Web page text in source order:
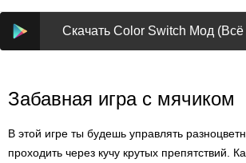
Скачать Color Switch Мод (Всё
Забавная игра с мячиком
В этой игре ты будешь управлять
проходить через кучу крутых препятствий.